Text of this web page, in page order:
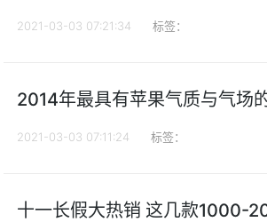
2021-03-03 07:21:34 标签：
2014年最具有苹果气质与气场
2021-03-03 07:11:24 标签：
十一长假大热销 这几款1000-